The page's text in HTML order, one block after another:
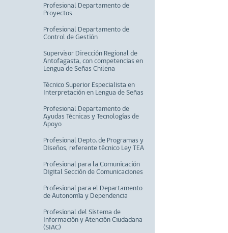
Profesional Departamento de
Proyectos
Profesional Departamento de
Control de Gestión
Supervisor Dirección Regional de
Antofagasta, con competencias en
Lengua de Señas Chilena
Técnico Superior Especialista en
Interpretación en Lengua de Señas
Profesional Departamento de
Ayudas Técnicas y Tecnologías de
Apoyo
Profesional Depto. de Programas y
Diseños, referente técnico Ley TEA
Profesional para la Comunicación
Digital Sección de Comunicaciones
Profesional para el Departamento
de Autonomía y Dependencia
Profesional del Sistema de
Información y Atención Ciudadana
(SIAC)